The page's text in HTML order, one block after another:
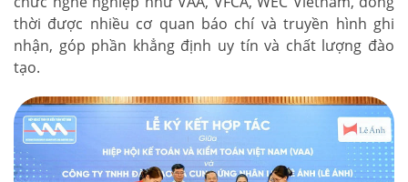
thời được nhiều cơ quan báo chí và truyền hình ghi
nhận, góp phần khẳng định uy tín và chất lượng đào
tạo.